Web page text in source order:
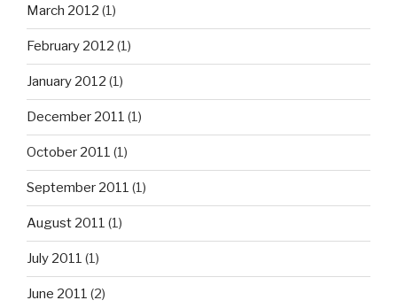
March 2012 (1)
February 2012 (1)
January 2012 (1)
December 2011 (1)
October 2011 (1)
September 2011 (1)
August 2011 (1)
July 2011 (1)
June 2011 (2)